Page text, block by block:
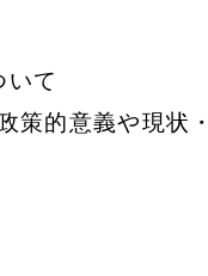
て
的意義や現状